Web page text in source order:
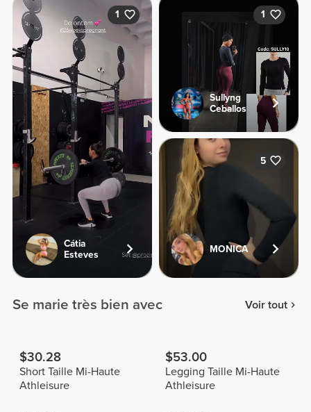
1
Cátia
Esteves
1
Sullyng
Ceballos
5
MONICA
Se marie très bien avec Voir tout
$30.28
Short Taille Mi-Haute
Athleisure
$53.00
Legging Taille Mi-Haute
Athleisure